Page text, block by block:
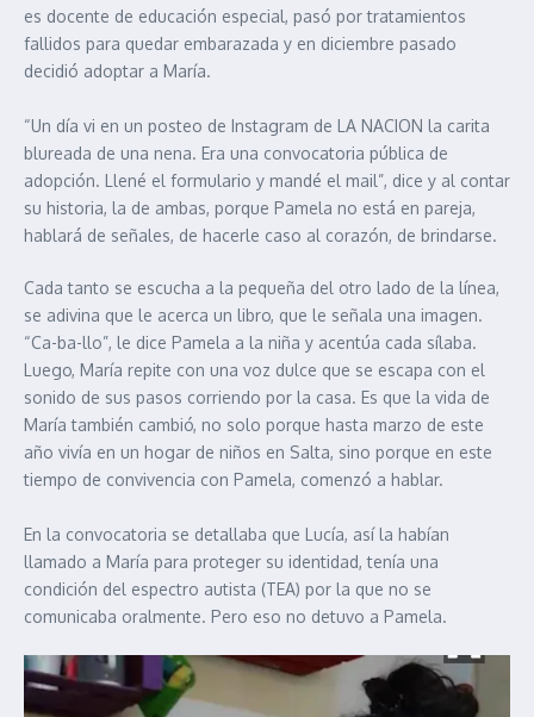
es docente de educación especial, pasó por tratamientos
fallidos para quedar embarazada y en diciembre pasado
decidió adoptar a María.
“Un día vi en un posteo de Instagram de LA NACION la carita
blureada de una nena. Era una convocatoria pública de
adopción. Llené el formulario y mandé el mail”, dice y al contar
su historia, la de ambas, porque Pamela no está en pareja,
hablará de señales, de hacerle caso al corazón, de brindarse.
Cada tanto se escucha a la pequeña del otro lado de la línea,
se adivina que le acerca un libro, que le señala una imagen.
“Ca-ba-llo”, le dice Pamela a la niña y acentúa cada sílaba.
Luego, María repite con una voz dulce que se escapa con el
sonido de sus pasos corriendo por la casa. Es que la vida de
María también cambió, no solo porque hasta marzo de este
año vivía en un hogar de niños en Salta, sino porque en este
tiempo de convivencia con Pamela, comenzó a hablar.
En la convocatoria se detallaba que Lucía, así la habían
llamado a María para proteger su identidad, tenía una
condición del espectro autista (TEA) por la que no se
comunicaba oralmente. Pero eso no detuvo a Pamela.